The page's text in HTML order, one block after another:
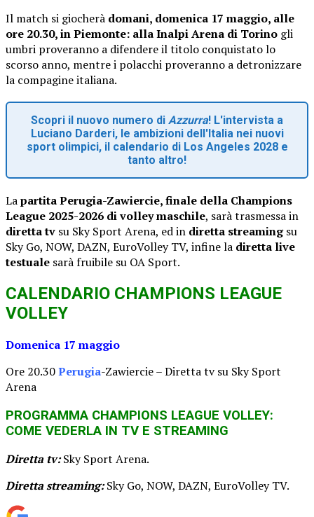
Il match si giocherà domani, domenica 17 maggio, alle
ore 20.30, in Piemonte: alla Inalpi Arena di Torino gli
umbri proveranno a difendere il titolo conquistato lo
scorso anno, mentre i polacchi proveranno a detronizzare
la compagine italiana.
Scopri il nuovo numero di Azzurra! L'intervista a
Luciano Darderi, le ambizioni dell'Italia nei nuovi
sport olimpici, il calendario di Los Angeles 2028 e
tanto altro!
Lapartita Perugia-Zawiercie, finale della Champions
League 2025-2026 di volley maschile, sarà trasmessa in
diretta tv su Sky Sport Arena, ed in diretta streamingsu
Sky Go, NOW, DAZN, EuroVolley TV, infine la diretta live
testuale sarà fruibile su OA Sport.
CALENDARIO CHAMPIONS LEAGUE
VOLLEY
Domenica 17 maggio
Ore 20.30Perugia-Zawiercie – Diretta tv su Sky Sport
Arena
PROGRAMMA CHAMPIONS LEAGUE VOLLEY:
COME VEDERLA IN TV E STREAMING
Diretta tv:Sky Sport Arena.
Diretta streaming:Sky Go, NOW, DAZN, EuroVolley TV.